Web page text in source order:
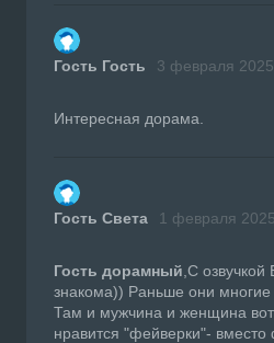
Гость Гость 3 февраля
Интересная дорама.
Гость Света 1 февраля
Гость дорамный ,С
знакома)) Раньше они
Там и мужчина и женщина вот
нравится "фейверки"-